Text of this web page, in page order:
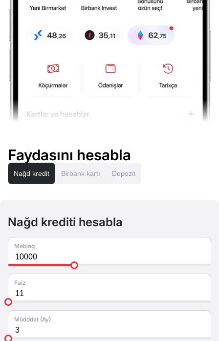
Faydasını hesabla
Nağd kredit Birbank kartı Depozit
Nağd krediti hesabla
Məbləğ
Faiz
Müdddət (Ay)